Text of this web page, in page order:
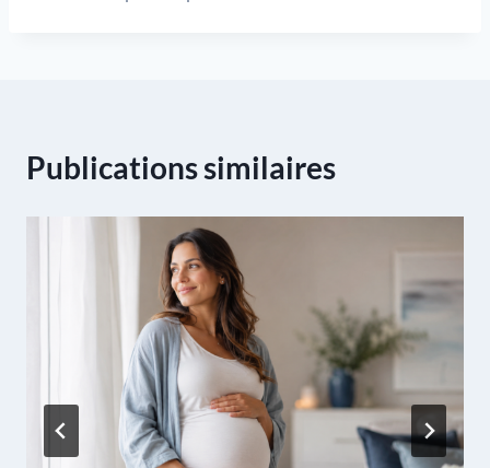
Publications similaires